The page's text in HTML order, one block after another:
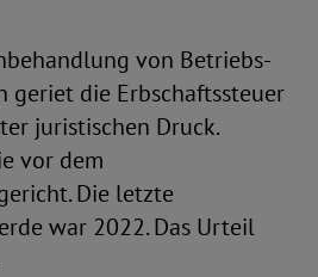
von Betriebs-
geriet die Erbschaftssteuer
juristischen Druck.
vor dem
Die letzte
war 2022. Das Urteil